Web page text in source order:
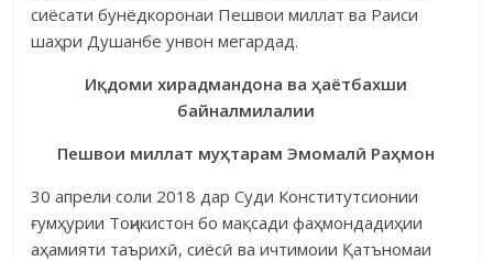
сиёсати бунёдкоронаи Пешвои миллат ва Раиси
шаҳри Душанбе унвон мегардад.
Иқдоми хирадмандона ва ҳаётбахши
байналмилалии
Пешвои миллат муҳтарам Эмомалӣ Раҳмон
30 апрели соли 2018 дар Суди Конститутсионии
ғумҳурии Тоҷи­кис­тон бо мақсади фаҳмондадиҳии
аҳамияти таърихӣ, сиёсӣ ва ичтимоии Қатъномаи